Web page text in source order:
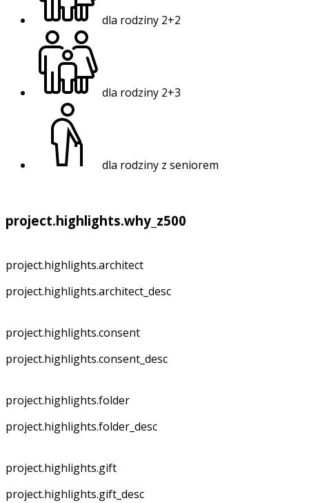
dla rodziny 2+2
dla rodziny 2+3
dla rodziny z seniorem
project.highlights.why_z500
project.highlights.architect
project.highlights.architect_desc
project.highlights.consent
project.highlights.consent_desc
project.highlights.folder
project.highlights.folder_desc
project.highlights.gift
project.highlights.gift_desc